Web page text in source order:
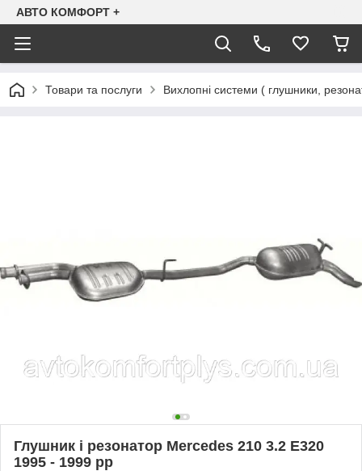
АВТО КОМФОРТ +
Товари та послуги Вихлопні системи ( глушники,
Глушник і резонатор Mercedes 210 3.2 E320
1995 - 1999 рр